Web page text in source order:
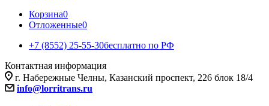
Корзина0
Отложенные0
+7 (8552) 25-55-30бесплатно по РФ
Контактная информация
г. Набережные Челны, Казанский проспект, 226 блок 18/4
info@lorritrans.ru